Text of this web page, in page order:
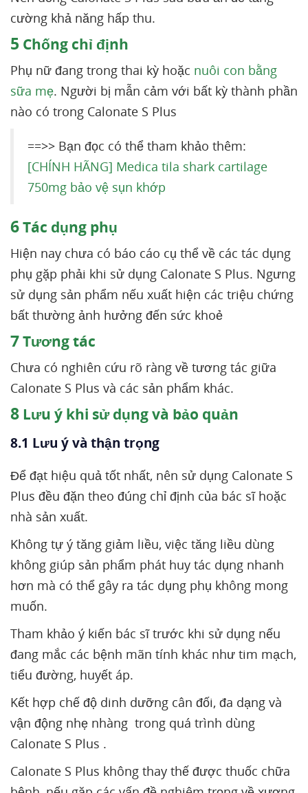
cường khả năng hấp thu.
5 Chống chỉ định
Phụ nữ đang trong thai kỳ hoặc nuôi con bằng
sữa mẹ. Người bị mẫn cảm với bất kỳ thành phần
nào có trong Calonate S Plus
==>> Bạn đọc có thể tham khảo thêm:
[CHÍNH HÃNG] Medica tila shark cartilage
750mg bảo vệ sụn khớp
6Tác dụng phụ
Hiện nay chưa có báo cáo cụ thể về các tác dụng
phụ gặp phải khi sử dụng Calonate S Plus. Ngưng
sử dụng sản phẩm nếu xuất hiện các triệu chứng
bất thường ảnh hưởng đến sức khoẻ
7Tương tác
Chưa có nghiên cứu rõ ràng về tương tác giữa
Calonate S Plus và các sản phẩm khác.
8 Lưu ý khi sử dụng và bảo quản
8.1 Lưu ý và thận trọng
Để đạt hiệu quả tốt nhất, nên sử dụng Calonate S
Plus đều đặn theo đúng chỉ định của bác sĩ hoặc
nhà sản xuất.
Không tự ý tăng giảm liều, việc tăng liều dùng
không giúp sản phẩm phát huy tác dụng nhanh
hơn mà có thể gây ra tác dụng phụ không mong
muốn.
Tham khảo ý kiến bác sĩ trước khi sử dụng nếu
đang mắc các bệnh mãn tính khác như tim mạch,
tiểu đường, huyết áp.
Kết hợp chế độ dinh dưỡng cân đối, đa dạng và
vận động nhẹ nhàng trong quá trình dùng
Calonate S Plus .
Calonate S Plus không thay thế được thuốc chữa